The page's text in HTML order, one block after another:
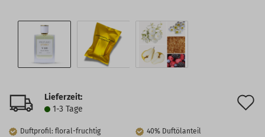
Lieferzeit:
1-3 Tage
Duftprofil: floral-fruchtig
40% Duftölanteil